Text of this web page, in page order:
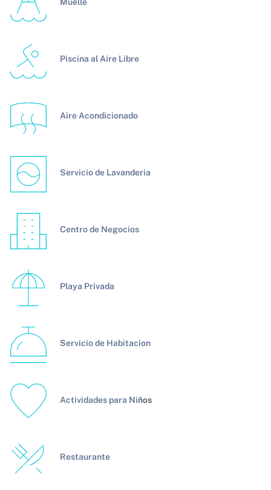
Muelle
Piscina al Aire Libre
Aire Acondicionado
Servicio de Lavanderia
Centro de Negocios
Playa Privada
Servicio de Habitacion
Actividades para Niños
Restaurante